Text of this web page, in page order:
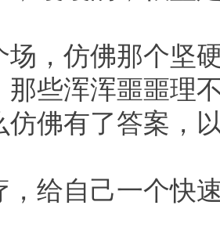
场，仿佛那个坚
那些浑浑噩噩理
仿佛有了答案，
，给自己一个快